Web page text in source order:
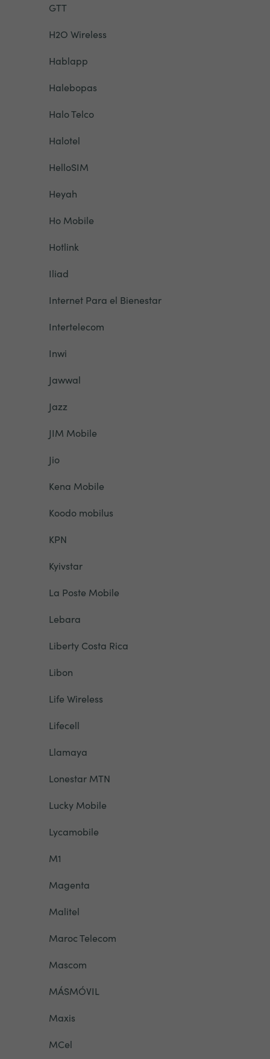
GTT
H2O Wireless
Hablapp
Halebopas
Halo Telco
Halotel
HelloSIM
Heyah
Ho Mobile
Hotlink
Iliad
Internet Para el Bienestar
Intertelecom
Inwi
Jawwal
Jazz
JIM Mobile
Jio
Kena Mobile
Koodo mobilus
KPN
Kyivstar
La Poste Mobile
Lebara
Liberty Costa Rica
Libon
Life Wireless
Lifecell
Llamaya
Lonestar MTN
Lucky Mobile
Lycamobile
M1
Magenta
Malitel
Maroc Telecom
Mascom
MÁSMÓVIL
Maxis
MCel